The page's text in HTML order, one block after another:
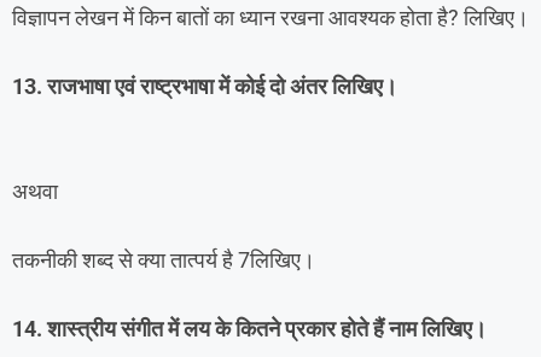
विज्ञापन लेखन में किन बातों का ध्यान रखना आवश्यक होता है? लिखिए।
13. राजभाषा एवं राष्ट्रभाषा में कोई दो अंतर लिखिए।
अथवा
तकनीकी शब्द से क्या तात्पर्य है 7लिखिए।
14. शास्त्रीय संगीत में लय के कितने प्रकार होते हैं नाम लिखिए।